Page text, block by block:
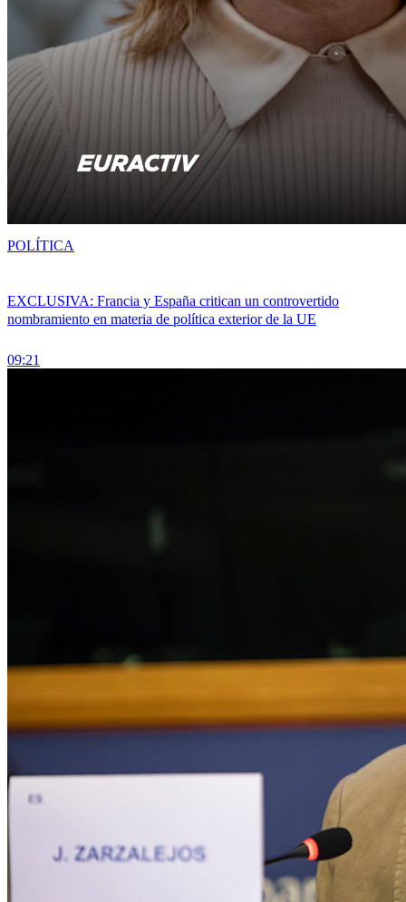
EXCLUSIVA: Francia y España critican un controvertido
nombramiento en materia de política exterior de la UE
09:21
POLÍTICA